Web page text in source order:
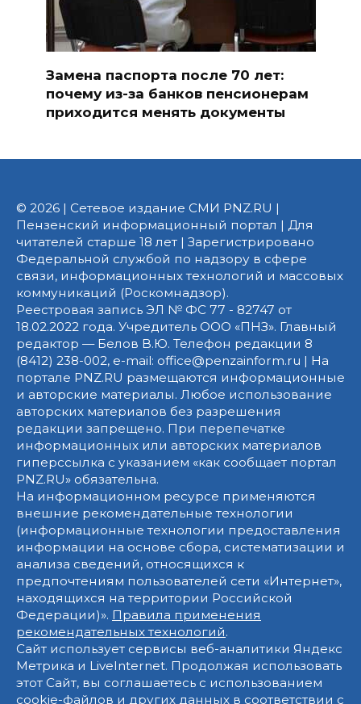
Замена паспорта после 70 лет:
почему из-за банков пенсионерам
приходится менять документы
© 2026 | Сетевое издание СМИ PNZ.RU |
Пензенский информационный портал | Для
читателей старше 18 лет | Зарегистрировано
Федеральной службой по надзору в сфере
связи, информационных технологий и массовых
коммуникаций (Роскомнадзор).
Реестровая запись ЭЛ № ФС 77 - 82747 от
18.02.2022 года. Учредитель ООО «ПНЗ». Главный
редактор — Белов В.Ю. Телефон редакции 8
(8412) 238-002, e-mail: office@penzainform.ru | На
портале PNZ.RU размещаются информационные
и авторские материалы. Любое использование
авторских материалов без разрешения
редакции запрещено. При перепечатке
информационных или авторских материалов
гиперссылка с указанием «как сообщает портал
PNZ.RU» обязательна.
На информационном ресурсе применяются
внешние рекомендательные технологии
(информационные технологии предоставления
информации на основе сбора, систематизации и
анализа сведений, относящихся к
предпочтениям пользователей сети «Интернет»,
находящихся на территории Российской
Федерации)». Правила применения
рекомендательных технологий.
Сайт использует сервисы веб-аналитики Яндекс
Метрика и LiveInternet. Продолжая использовать
этот Сайт, вы соглашаетесь с использованием
cookie-файлов и других данных в соответствии с